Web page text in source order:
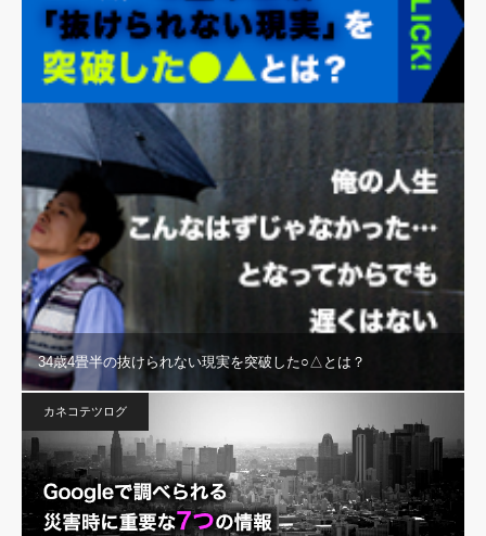
34歳4畳半の抜けられない現実を突破した○△とは？
カネコテツログ